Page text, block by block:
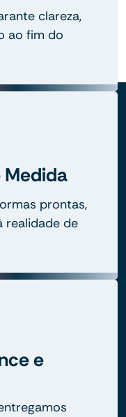
clareza,
ao fim do
Medida
prontas,
realidade de
e